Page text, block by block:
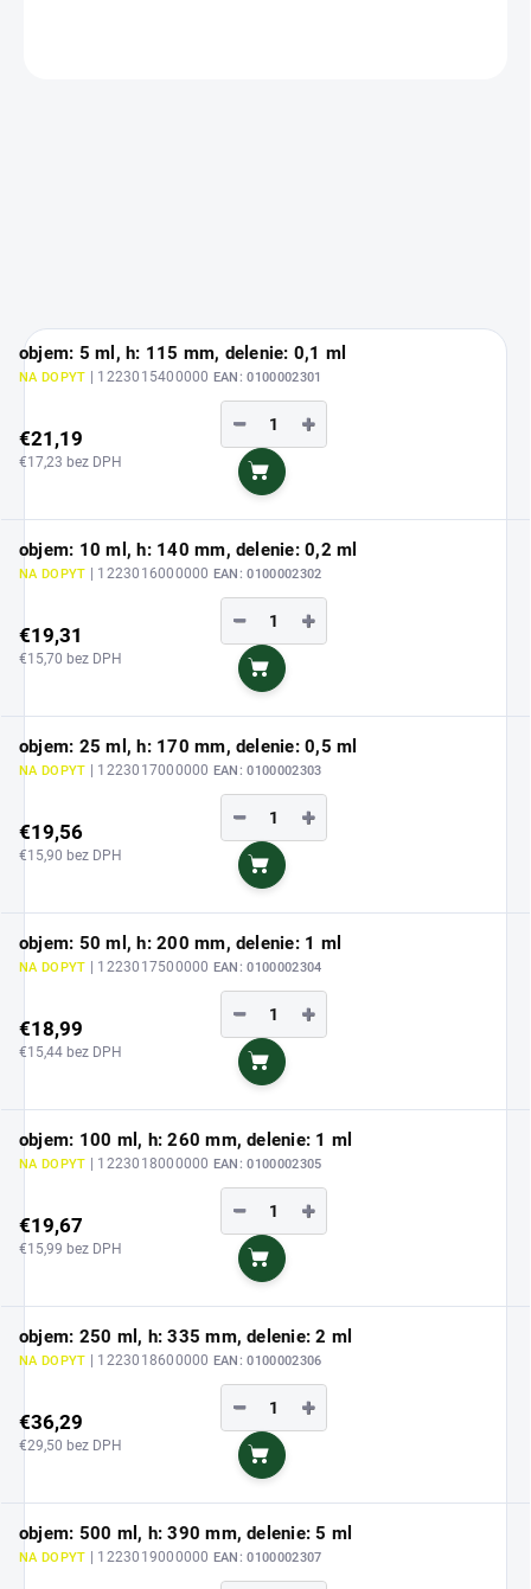
objem: 5 ml, h: 115 mm, delenie: 0,1 ml
NA DOPYT | 1223015400000 EAN: 0100002301
€21,19
€17,23 bez DPH
+
−
Do košíka
objem: 10 ml, h: 140 mm, delenie: 0,2 ml
NA DOPYT | 1223016000000 EAN: 0100002302
€19,31
€15,70 bez DPH
+
−
Do košíka
objem: 25 ml, h: 170 mm, delenie: 0,5 ml
NA DOPYT | 1223017000000 EAN: 0100002303
€19,56
€15,90 bez DPH
+
−
Do košíka
objem: 50 ml, h: 200 mm, delenie: 1 ml
NA DOPYT | 1223017500000 EAN: 0100002304
€18,99
€15,44 bez DPH
+
−
Do košíka
objem: 100 ml, h: 260 mm, delenie: 1 ml
NA DOPYT | 1223018000000 EAN: 0100002305
€19,67
€15,99 bez DPH
+
−
Do košíka
objem: 250 ml, h: 335 mm, delenie: 2 ml
NA DOPYT | 1223018600000 EAN: 0100002306
€36,29
€29,50 bez DPH
+
−
Do košíka
objem: 500 ml, h: 390 mm, delenie: 5 ml
NA DOPYT | 1223019000000 EAN: 0100002307